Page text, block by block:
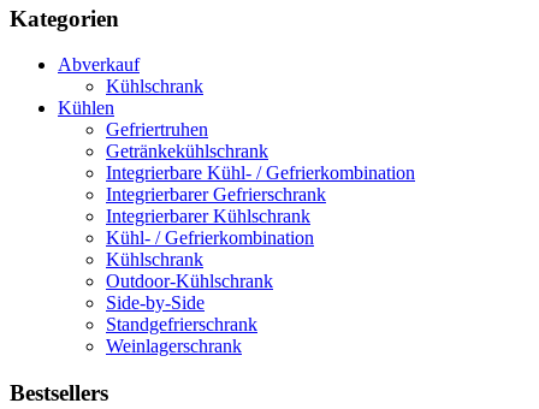
Kategorien
Abverkauf
Kühlschrank
Kühlen
Gefriertruhen
Getränkekühlschrank
Integrierbare Kühl- / Gefrierkombination
Integrierbarer Gefrierschrank
Integrierbarer Kühlschrank
Kühl- / Gefrierkombination
Kühlschrank
Outdoor-Kühlschrank
Side-by-Side
Standgefrierschrank
Weinlagerschrank
Bestsellers